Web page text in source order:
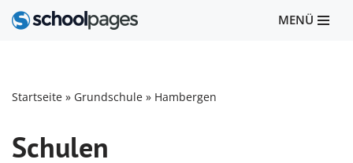
MENÜ
Startseite » Grundschule » Hambergen
Schulen